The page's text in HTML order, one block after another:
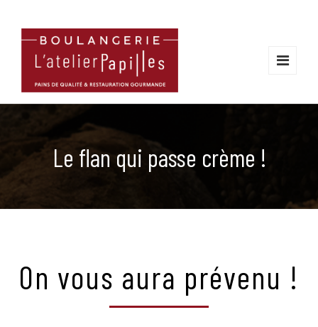
Le flan qui passe crème !
On vous aura prévenu !